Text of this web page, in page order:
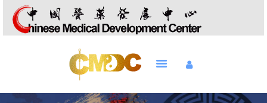
HOME
TCG